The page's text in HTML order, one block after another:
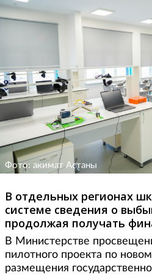
Фото: акимат Астаны
В отдельных регионах
системе сведения о
продолжая получать
В Министерстве
пилотного проекта по
размещения